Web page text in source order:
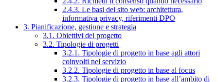
2.4.3. Le basi del sito web: architettura,
informativa privacy, riferimenti DPO
3. Pianificazione, gestione e strategia
3.1. Obiettivi del progetto
3.2. Tipologie di progetti
3.2.1. Tipologie di progetto in base agli attori
coinvolti nel servizio
3.2.2. Tipologie di progetto in base al focus
3.2.3. Tipologie di progetto in base all’ambito di